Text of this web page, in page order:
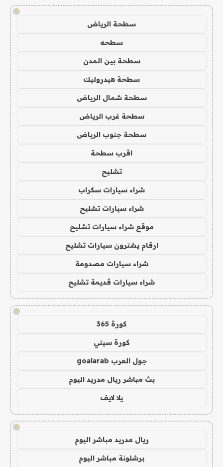
!
سطحة الرياض
سطحه
سطحة بين المدن
سطحة هيدروليك
سطحة شمال الرياض
سطحة غرب الرياض
سطحة جنوب الرياض
اقرب سطحة
تشليح
شراء سيارات سكراب
شراء سيارات تشليح
موقع شراء سيارات تشليح
ارقام يشترون سيارات تشليح
شراء سيارات مصدومة
شراء سيارات قديمة تشليح
!
كورة 365
كورة سيتي
جول العرب goalarab
بث مباشر ريال مدريد اليوم
يلا لايف
!
ريال مدريد مباشر اليوم
برشلونة مباشر اليوم